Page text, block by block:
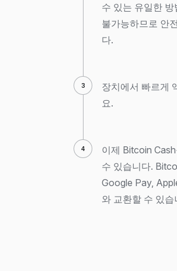
수 있는 유일한
불가능하므로 안
다.
장치에서 빠르게
요.
이제 Bitcoin
수 있습니다.
Google Pay,
와 교환할 수 있습